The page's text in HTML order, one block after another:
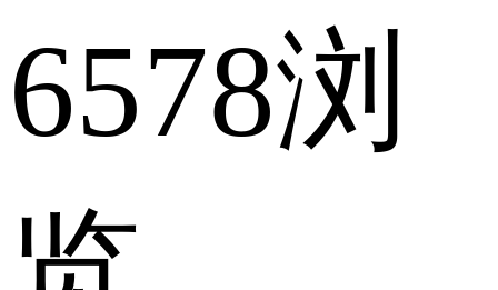
6578浏